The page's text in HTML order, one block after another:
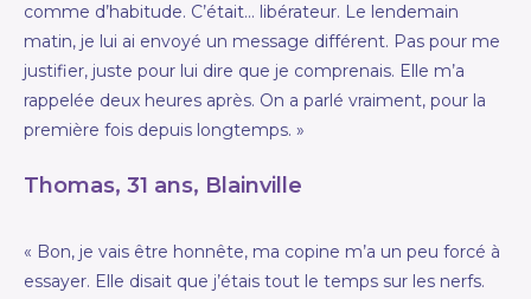
comme d’habitude. C’était… libérateur. Le lendemain
matin, je lui ai envoyé un message différent. Pas pour me
justifier, juste pour lui dire que je comprenais. Elle m’a
rappelée deux heures après. On a parlé vraiment, pour la
première fois depuis longtemps. »
Thomas, 31 ans, Blainville
« Bon, je vais être honnête, ma copine m’a un peu forcé à
essayer. Elle disait que j’étais tout le temps sur les nerfs.